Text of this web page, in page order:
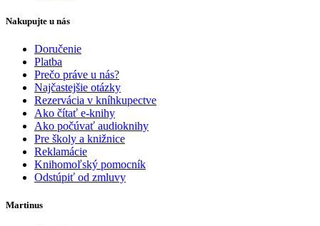
Nakupujte u nás
Doručenie
Platba
Prečo práve u nás?
Najčastejšie otázky
Rezervácia v kníhkupectve
Ako čítať e-knihy
Ako počúvať audioknihy
Pre školy a knižnice
Reklamácie
Knihomoľský pomocník
Odstúpiť od zmluvy
Martinus